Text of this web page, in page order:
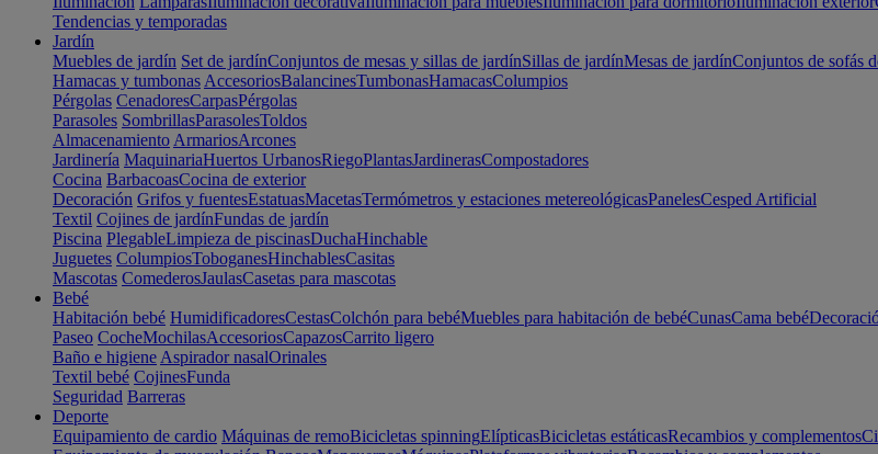
Tendencias y temporadas
Jardín
Muebles de jardín Set de jardínConjuntos de mesas y sillas de jardínSillas de jardínMesas de jardínConjuntos de sofás
Hamacas y tumbonas AccesoriosBalancinesTumbonasHamacasColumpios
Pérgolas CenadoresCarpasPérgolas
Parasoles SombrillasParasolesToldos
Almacenamiento ArmariosArcones
Jardinería MaquinariaHuertos UrbanosRiegoPlantasJardinerasCompostadores
Cocina BarbacoasCocina de exterior
Decoración Grifos y fuentesEstatuasMacetasTermómetros y estaciones metereológicasPanelesCesped Artificial
Textil Cojines de jardínFundas de jardín
Piscina PlegableLimpieza de piscinasDuchaHinchable
Juguetes ColumpiosToboganesHinchablesCasitas
Mascotas ComederosJaulasCasetas para mascotas
Bebé
Habitación bebé HumidificadoresCestasColchón para bebéMuebles para habitación de bebéCunasCama bebé
Paseo CocheMochilasAccesoriosCapazosCarrito ligero
Baño e higiene Aspirador nasalOrinales
Textil bebé CojinesFunda
Seguridad Barreras
Deporte
Equipamiento de cardio Máquinas de remoBicicletas spinningElípticasBicicletas estáticasRecambios y complementos